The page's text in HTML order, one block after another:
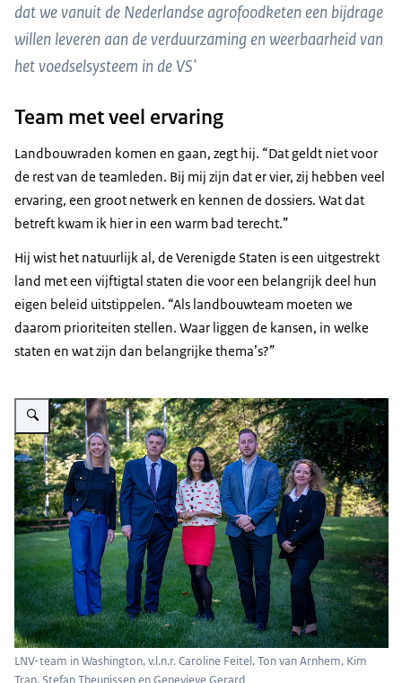
dat we vanuit de Nederlandse agrofoodketen een bijdrage
willen leveren aan de verduurzaming en weerbaarheid van
het voedselsysteem in de VS'
Team met veel ervaring
Landbouwraden komen en gaan, zegt hij. “Dat geldt niet voor
de rest van de teamleden. Bij mij zijn dat er vier, zij hebben veel
ervaring, een groot netwerk en kennen de dossiers. Wat dat
betreft kwam ik hier in een warm bad terecht.”
Hij wist het natuurlijk al, de Verenigde Staten is een uitgestrekt
land met een vijftigtal staten die voor een belangrijk deel hun
eigen beleid uitstippelen. “Als landbouwteam moeten we
daarom prioriteiten stellen. Waar liggen de kansen, in welke
staten en wat zijn dan belangrijke thema’s?”
Vergroot afbeelding LNV-team in Washington
LNV-team in Washington, v.l.n.r. Caroline Feitel, Ton van Arnhem, Kim